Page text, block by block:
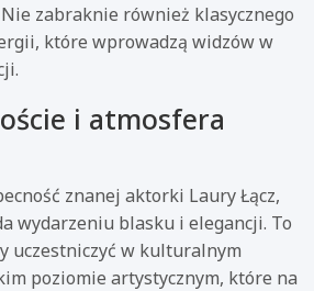
zabraknie również klasycznego
które wprowadzą widzów w
i atmosfera
znanej aktorki Laury Łącz,
wydarzeniu blasku i elegancji. To
uczestniczyć w kulturalnym
poziomie artystycznym, które na